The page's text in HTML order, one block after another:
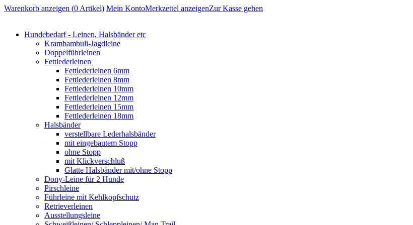
Warenkorb anzeigen (0 Artikel) Mein KontoMerkzettel anzeigenZur Kasse gehen
Hundebedarf - Leinen, Halsbänder etc
Krambambuli-Jagdleine
Doppelführleinen
Fettlederleinen
Fettlederleinen 6mm
Fettlederleinen 8mm
Fettlederleinen 10mm
Fettlederleinen 12mm
Fettlederleinen 15mm
Fettlederleinen 18mm
Halsbänder
verstellbare Lederhalsbänder
mit eingebautem Stopp
ohne Stopp
mit Klickverschluß
Glatte Halsbänder mit/ohne Stopp
Dony-Leine für 2 Hunde
Pirschleine
Führleine mit Kehlkopfschutz
Retrieverleinen
Ausstellungsleine